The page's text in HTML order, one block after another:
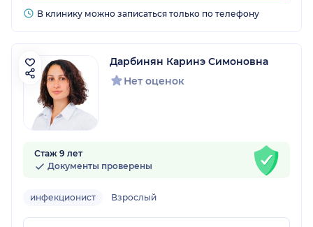
В клинику можно записаться только по телефону
Дарбинян Каринэ Симоновна
Нет оценок
Стаж 9 лет
Документы проверены
инфекционист Взрослый